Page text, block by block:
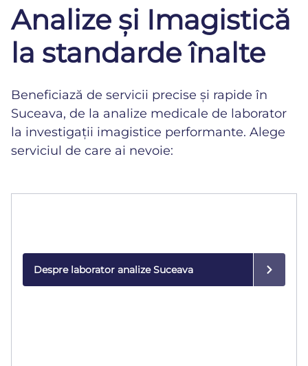
Analize și Imagistică
la standarde înalte
Beneficiază de servicii precise și rapide în
Suceava, de la analize medicale de laborator
la investigații imagistice performante. Alege
serviciul de care ai nevoie:
Despre laborator analize Suceava